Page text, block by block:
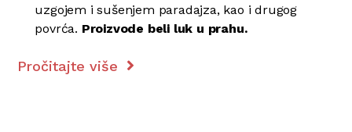
uzgojem i sušenjem paradajza, kao i drugog
povrća. Proizvode beli luk u prahu.
Pročitajte više